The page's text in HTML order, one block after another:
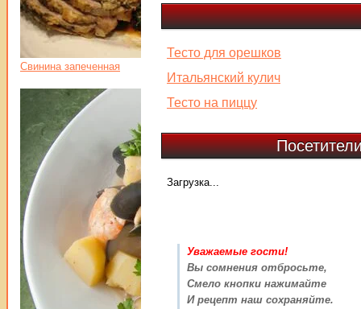
Тесто для орешков
Итальянский кулич
Тесто на пиццу
Загрузка...
Уважаемые гости!
Вы сомнения отбросьте,
Смело кнопки нажимайте
И рецепт наш сохраняйте.
Свинина запеченная